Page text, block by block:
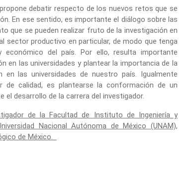
debatir respecto de los nuevos retos que se
En ese sentido, es importante el diálogo sobre las
que se pueden realizar fruto de la investigación en
sector productivo en particular, de modo que tenga
del país. Por ello, resulta importante
en las universidades y plantear la importancia de la
las universidades de nuestro país. Igualmente
de calidad, es plantearse la conformación de un
desarrollo de la carrera del investigador.
de la Facultad de Instituto de Ingeniería y
Nacional Autónoma de México (UNAM),
de México.